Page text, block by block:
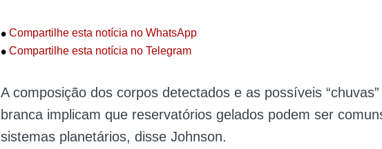
• Compartilhe esta notícia no WhatsApp
• Compartilhe esta notícia no Telegram
A composição dos corpos detectados e as possíveis
branca implicam que reservatórios gelados podem ser
sistemas planetários, disse Johnson.